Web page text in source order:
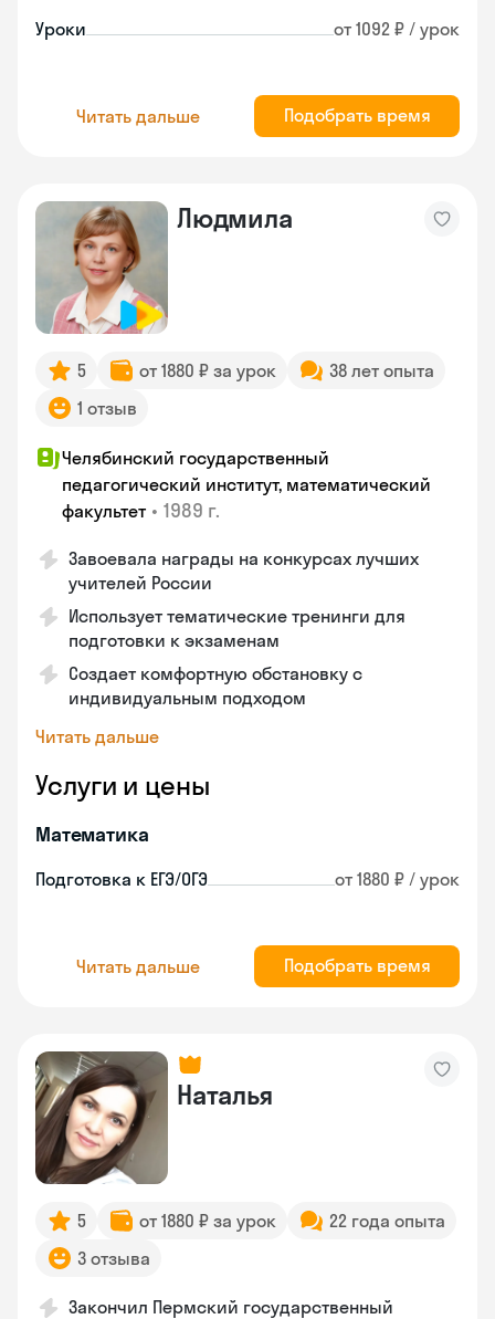
Уроки от 1092 ₽ / урок
Читать дальше Подобрать время
Людмила
5 от 1880 ₽ за урок
38 лет опыта
1 отзыв
Челябинский государственный
педагогический институт, математический
факультет • 1989 г.
Завоевала награды на конкурсах лучших
учителей России
Использует тематические тренинги для
подготовки к экзаменам
Создает комфортную обстановку с
индивидуальным подходом
Читать дальше
Услуги и цены
Математика
Подготовка к ЕГЭ/ОГЭ от 1880 ₽ / урок
Читать дальше Подобрать время
Наталья
5 от 1880 ₽ за урок
22 года опыта
3 отзыва
Закончил Пермский государственный